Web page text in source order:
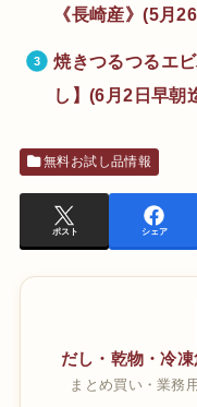
《長崎産》(5月
焼きつるつるエ
し】(6月2日早朝
無料お試し品情報
ポスト シェア
だし・乾物・冷
まとめ買い・業務